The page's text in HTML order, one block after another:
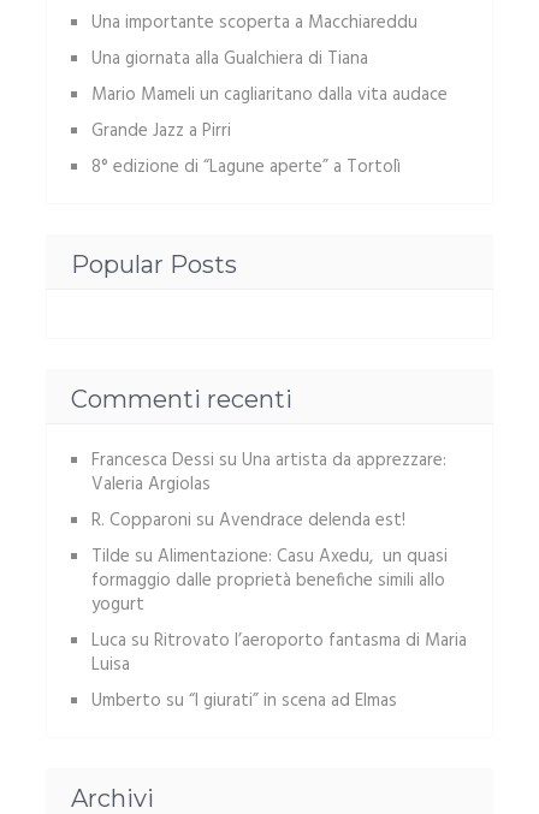
Una importante scoperta a Macchiareddu
Una giornata alla Gualchiera di Tiana
Mario Mameli un cagliaritano dalla vita audace
Grande Jazz a Pirri
8° edizione di “Lagune aperte” a Tortolì
Popular Posts
Commenti recenti
Francesca Dessi su Una artista da apprezzare:
Valeria Argiolas
R. Copparoni su Avendrace delenda est!
Tilde su Alimentazione: Casu Axedu, un quasi
formaggio dalle proprietà benefiche simili allo
yogurt
Luca su Ritrovato l’aeroporto fantasma di Maria
Luisa
Umberto su “I giurati” in scena ad Elmas
Archivi